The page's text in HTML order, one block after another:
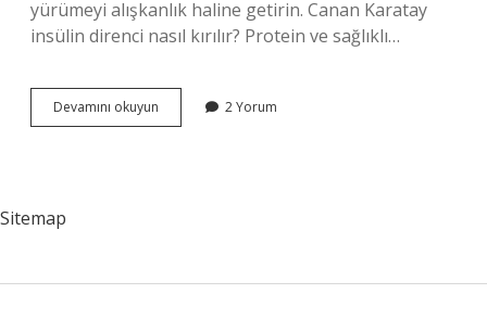
yürümeyi alışkanlık haline getirin. Canan Karatay
insülin direnci nasıl kırılır? Protein ve sağlıklı…
Devamını okuyun
Insülin
2 Yorum
Sitemap